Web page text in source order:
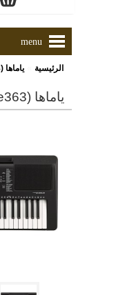
menu
الرئيسية ياماها (PSR-E363) أورج موسيقى 61 مفتاح + مصدر قدرة PA3